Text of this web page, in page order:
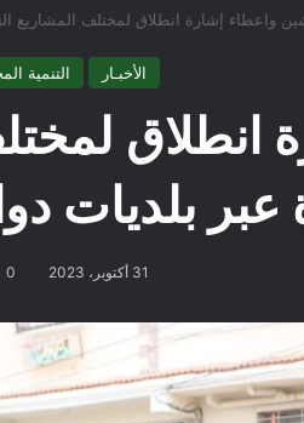
واعطاء إشارة انطلاق لمختلف المشاريع
الأخبـار التنمية
عبر بلديات
31 أكتوبر، 2023 0